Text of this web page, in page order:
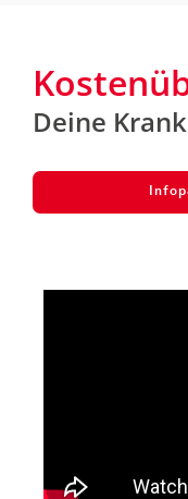
Deine